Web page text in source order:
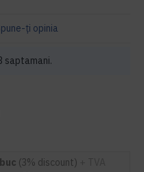
saptamani.
ţi opinia
(3% discount)